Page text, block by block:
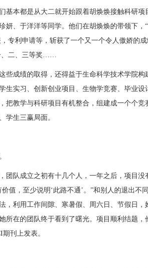
基本都是从大二就开始跟着胡焕焕接触科研
妍、于洋洋等同学。他们在胡焕焕的带领下，
专利申请等，斩获了一个又一个令人傲娇的
、二、三等奖……
些成绩的取得，还得益于生命科学技术学院构
实习、创新创业项目、生物学竞赛、毕业设
把教学与科研项目有机整合，组建成一个个
学生三赢局面。
团队成立之初有十几个人，一年之后，项目没
价值，至少说明‘此路不通’。”和别人的退出不
，利用工作间隙、寒暑假、周六日、节假日
所在的团队终于看到了曙光。项目 顺利结题
期刊上发表。